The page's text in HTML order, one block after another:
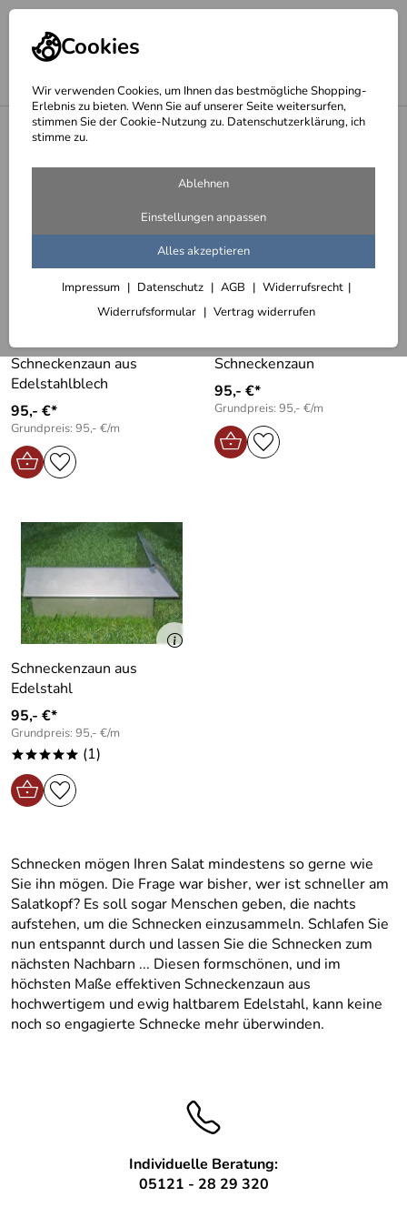
Cookies
Wir verwenden Cookies, um Ihnen das bestmögliche Shopping-
Erlebnis zu bieten. Wenn Sie auf unserer Seite weitersurfen,
stimmen Sie der Cookie-Nutzung zu. Datenschutzerklärung, ich
stimme zu.
Ablehnen
Einstellungen anpassen
Alles akzeptieren
Impressum Datenschutz AGB
Widerrufsrecht
Widerrufsformular
Vertrag widerrufen
Gartenobjekte
Schneckenzäune
Schneckenzaun aus
Edelstahlblech
95,- €*
Grundpreis: 95,- €/m
Schneckenzaun
95,- €*
Grundpreis: 95,- €/m
Schneckenzaun aus
Edelstahl
95,- €*
Grundpreis: 95,- €/m
***** (1)
Schnecken mögen Ihren Salat mindestens so gerne wie
Sie ihn mögen. Die Frage war bisher, wer ist schneller am
Salatkopf? Es soll sogar Menschen geben, die nachts
aufstehen, um die Schnecken einzusammeln. Schlafen Sie
nun entspannt durch und lassen Sie die Schnecken zum
nächsten Nachbarn ... Diesen formschönen, und im
höchsten Maße effektiven Schneckenzaun aus
hochwertigem und ewig haltbarem Edelstahl, kann keine
noch so engagierte Schnecke mehr überwinden.
Individuelle Beratung:
05121 - 28 29 320